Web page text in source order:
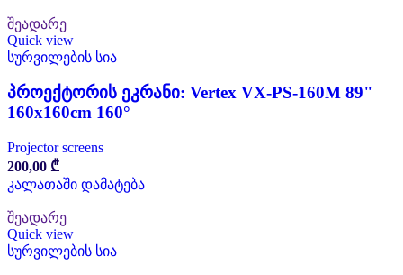
შეადარე
Quick view
სურვილების სია
პროექტორის ეკრანი: Vertex VX-PS-160M 89"
160x160cm 160°
Projector screens
200,00 ₾
კალათაში დამატება
შეადარე
Quick view
სურვილების სია